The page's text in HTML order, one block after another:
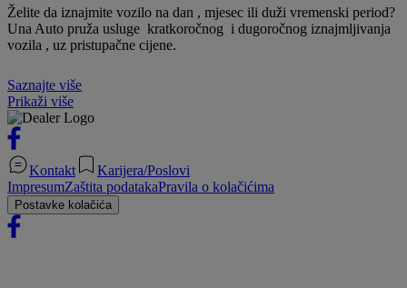
Želite da iznajmite vozilo na dan , mjesec ili duži vremenski period?
Una Auto pruža usluge kratkoročnog i dugoročnog iznajmljivanja
vozila , uz pristupačne cijene.
Saznajte više
Prikaži više
Kontakt
Karijera/Poslovi
ImpresumZaštita podatakaPravila o kolačićima
Postavke kolačića